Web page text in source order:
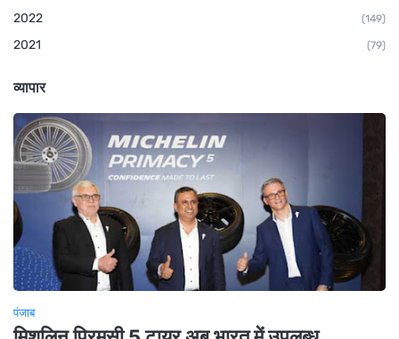
2022 (149)
2021 (79)
व्यापार
पंजाब